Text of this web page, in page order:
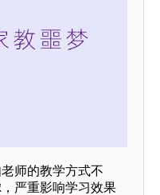
师的教学方式不
严重影响学习效果